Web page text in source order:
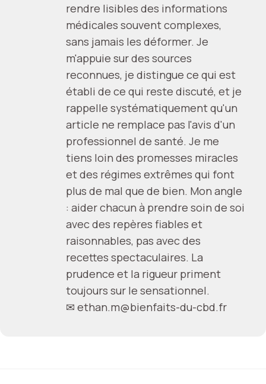
rendre lisibles des informations
médicales souvent complexes,
sans jamais les déformer. Je
m'appuie sur des sources
reconnues, je distingue ce qui est
établi de ce qui reste discuté, et je
rappelle systématiquement qu'un
article ne remplace pas l'avis d'un
professionnel de santé. Je me
tiens loin des promesses miracles
et des régimes extrêmes qui font
plus de mal que de bien. Mon angle
: aider chacun à prendre soin de soi
avec des repères fiables et
raisonnables, pas avec des
recettes spectaculaires. La
prudence et la rigueur priment
toujours sur le sensationnel.
✉ ethan.m@bienfaits-du-cbd.fr